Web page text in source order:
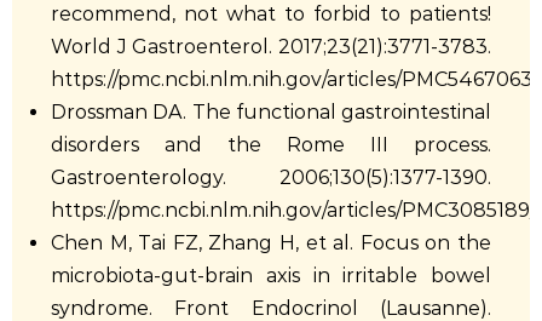
recommend, not what to forbid to patients!
World J Gastroenterol. 2017;23(21):3771-3783.
https://pmc.ncbi.nlm.nih.gov/articles/PMC5467063/
Drossman DA. The functional gastrointestinal
disorders and the Rome III process.
Gastroenterology. 2006;130(5):1377-1390.
https://pmc.ncbi.nlm.nih.gov/articles/PMC3085189/
Chen M, Tai FZ, Zhang H, et al. Focus on the
microbiota-gut-brain axis in irritable bowel
syndrome. Front Endocrinol (Lausanne).